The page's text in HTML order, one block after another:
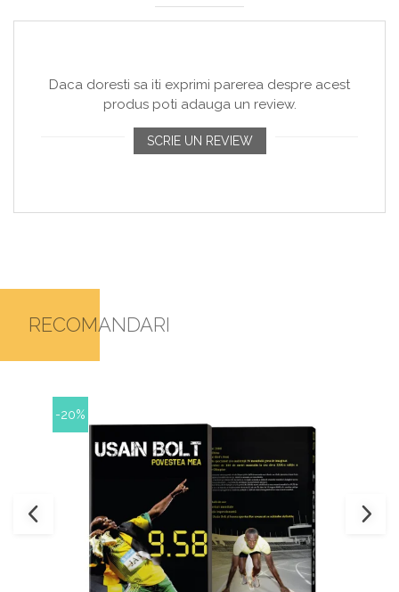
Daca doresti sa iti exprimi parerea despre acest
produs poti adauga un review.
SCRIE UN REVIEW
RECOMANDARI
-20%